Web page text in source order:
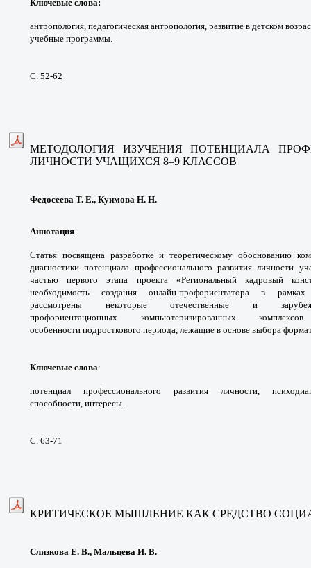
Ключевые слова:
антропология, педагогическая антропология, развитие в детском
учебные программы.
С. 52-62
МЕТОДОЛОГИЯ ИЗУЧЕНИЯ ПОТЕНЦИАЛА
ЛИЧНОСТИ УЧАЩИХСЯ 8–9 КЛАССОВ
Федосеева Т. Е., Куимова Н. Н.
Аннотация.
Статья посвящена разработкеи теоретическому обоснованию
диагностики потенциала профессионального развития личности
частью первого этапа проекта «Региональный кадровый
необходимостьсоздания онлайн-профориентатора в
рассмотрены некоторые отечественные и
профориентационных компьютеризированных
особенности подросткового периода, лежащие в основе выбора
Ключевые слова:
потенциал профессионального развития личности,
способности, интересы.
С. 63-71
КРИТИЧЕСКОЕ МЫШЛЕНИЕ КАК СРЕДСТВО
Слизкова Е. В., Мальцева И. В.